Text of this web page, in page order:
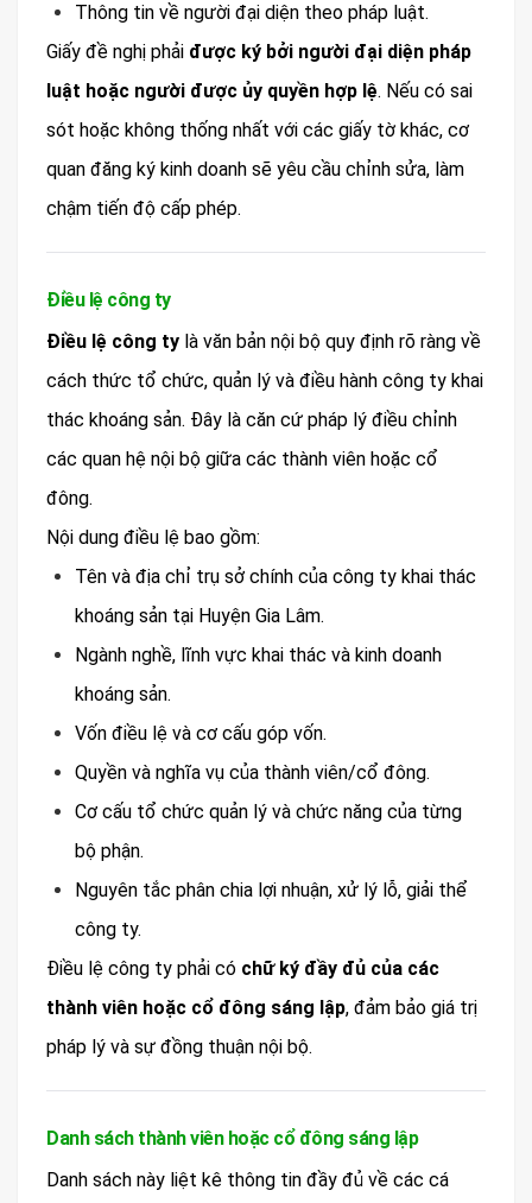
Thông tin về người đại diện theo pháp luật.
Giấy đề nghị phải được ký bởi người đại diện pháp
luật hoặc người được ủy quyền hợp lệ. Nếu có sai
sót hoặc không thống nhất với các giấy tờ khác, cơ
quan đăng ký kinh doanh sẽ yêu cầu chỉnh sửa, làm
chậm tiến độ cấp phép.
Điều lệ công ty
Điều lệ công ty là văn bản nội bộ quy định rõ ràng về
cách thức tổ chức, quản lý và điều hành công ty khai
thác khoáng sản. Đây là căn cứ pháp lý điều chỉnh
các quan hệ nội bộ giữa các thành viên hoặc cổ
đông.
Nội dung điều lệ bao gồm:
Tên và địa chỉ trụ sở chính của công ty khai thác
khoáng sản tại Huyện Gia Lâm.
Ngành nghề, lĩnh vực khai thác và kinh doanh
khoáng sản.
Vốn điều lệ và cơ cấu góp vốn.
Quyền và nghĩa vụ của thành viên/cổ đông.
Cơ cấu tổ chức quản lý và chức năng của từng
bộ phận.
Nguyên tắc phân chia lợi nhuận, xử lý lỗ, giải thể
công ty.
Điều lệ công ty phải có chữ ký đầy đủ của các
thành viên hoặc cổ đông sáng lập, đảm bảo giá trị
pháp lý và sự đồng thuận nội bộ.
Danh sách thành viên hoặc cổ đông sáng lập
Danh sách này liệt kê thông tin đầy đủ về các cá